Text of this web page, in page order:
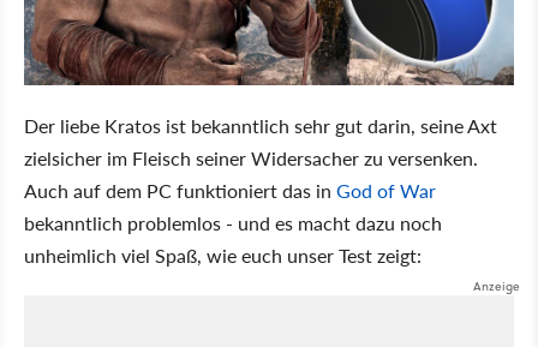
Der liebe Kratos ist bekanntlich sehr gut darin, seine Axt
zielsicher im Fleisch seiner Widersacher zu versenken.
Auch auf dem PC funktioniert das in God of War
bekanntlich problemlos - und es macht dazu noch
unheimlich viel Spaß, wie euch unser Test zeigt: